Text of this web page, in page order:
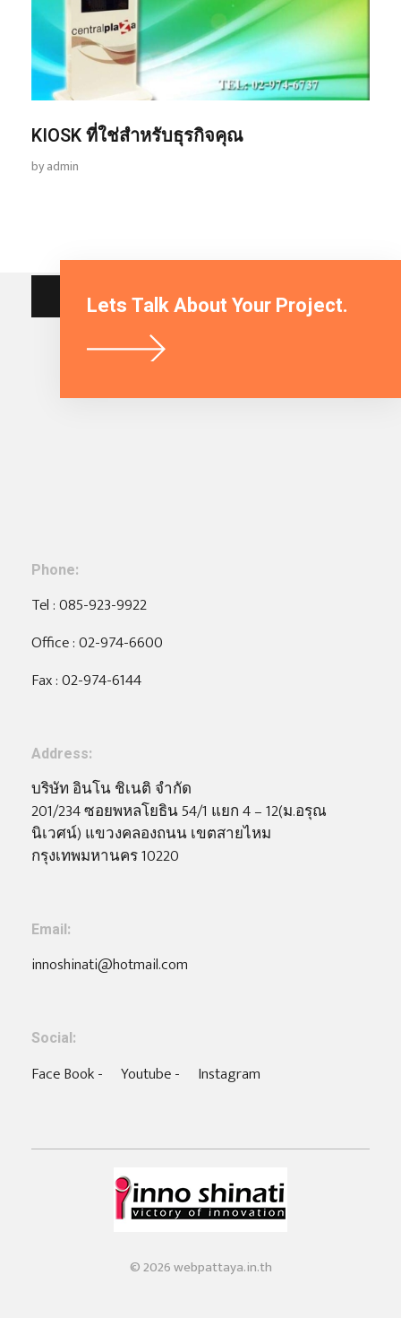
KIOSK ที่ใช่สำหรับธุรกิจคุณ
byadmin
Lets Talk About Your Project.
CONTACT US
Phone:
Tel : 085-923-9922
Office : 02-974-6600
Fax : 02-974-6144
Address:
บริษัท อินโน ชิเนติ จำกัด
201/234ซอยพหลโยธิน54/1 แยก4 – 12(ม.อรุณ
นิเวศน์) แขวงคลองถนน เขตสายไหม
กรุงเทพมหานคร10220
Email:
innoshinati@hotmail.com
Social:
Face Book - Youtube - Instagram
© 2026 webpattaya.in.th